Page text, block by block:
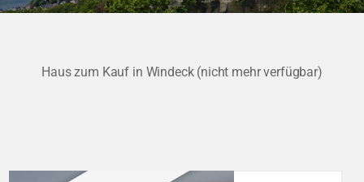
Haus zum Kauf in Windeck (nicht mehr verfügbar)